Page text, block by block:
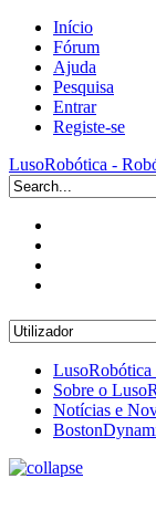
Início
Fórum
Ajuda
Pesquisa
Entrar
Registe-se
LusoRobótica -
LusoRobótica
Sobre o
Notícias e